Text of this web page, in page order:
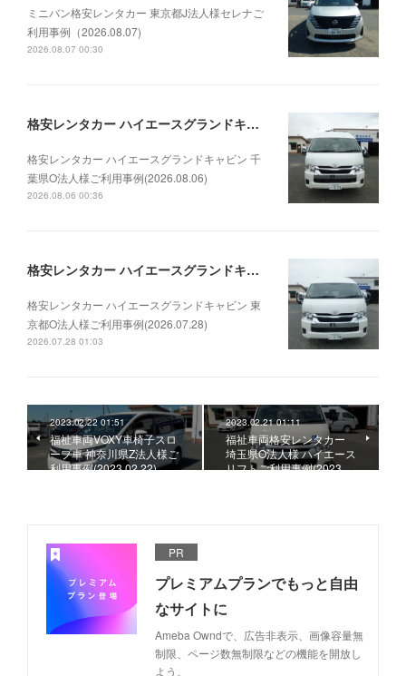
ミニバン格安レンタカー 東京都J法人様セレナご
利用事例（2026.08.07)
2026.08.07 00:30
格安レンタカー ハイエースグランドキャビン 千葉県O法人様ご利用事例(2026.08.06)
格安レンタカー ハイエースグランドキャビン 千
葉県O法人様ご利用事例(2026.08.06)
2026.08.06 00:36
格安レンタカー ハイエースグランドキャビン 東京都O法人様ご利用事例(2026.07.28)
格安レンタカー ハイエースグランドキャビン 東
京都O法人様ご利用事例(2026.07.28)
2026.07.28 01:03
2023.02.22 01:51
福祉車両VOXY車椅子スロ
ープ車 神奈川県Z法人様ご
利用事例(2023.02.22)
2023.02.21 01:11
福祉車両格安レンタカー
埼玉県O法人様 ハイエース
リフトご利用事例(2023.…
PR
プレミアムプランでもっと自由
なサイトに
Ameba Owndで、広告非表示、画像容量無
制限、ページ数無制限などの機能を開放し
よう。